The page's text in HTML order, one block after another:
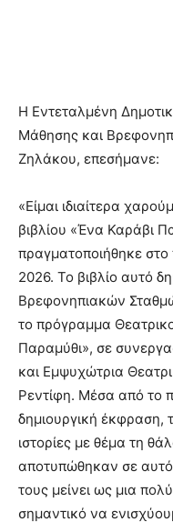
Η Εντεταλμένη
Μάθησης και
Ζηλάκου, επεσήμανε:
«Είμαι ιδιαίτερα
βιβλίου «Ένα Καράβι
πραγματοποιήθηκε
2026. Το βιβλίο αυτό
Βρεφονηπιακών
το πρόγραμμα
Παραμύθι», σε
και Εμψυχώτρια
Ρεντίφη. Μέσα από το
δημιουργική έκφραση,
ιστορίες με θέμα τη
αποτυπώθηκαν σε αυτό
τους μείνει ως μια
σημαντικό να